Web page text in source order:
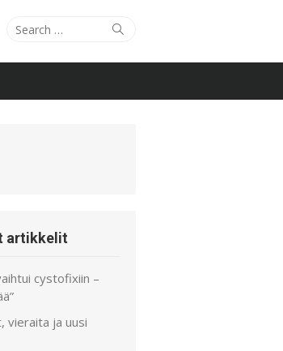
Search
Search
artikkelit
cystofixiin –
vieraita ja uusi